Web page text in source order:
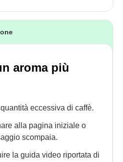
aroma più
eccessiva di caffè.
alla pagina iniziale o
scompaia.
la guida video riportata di